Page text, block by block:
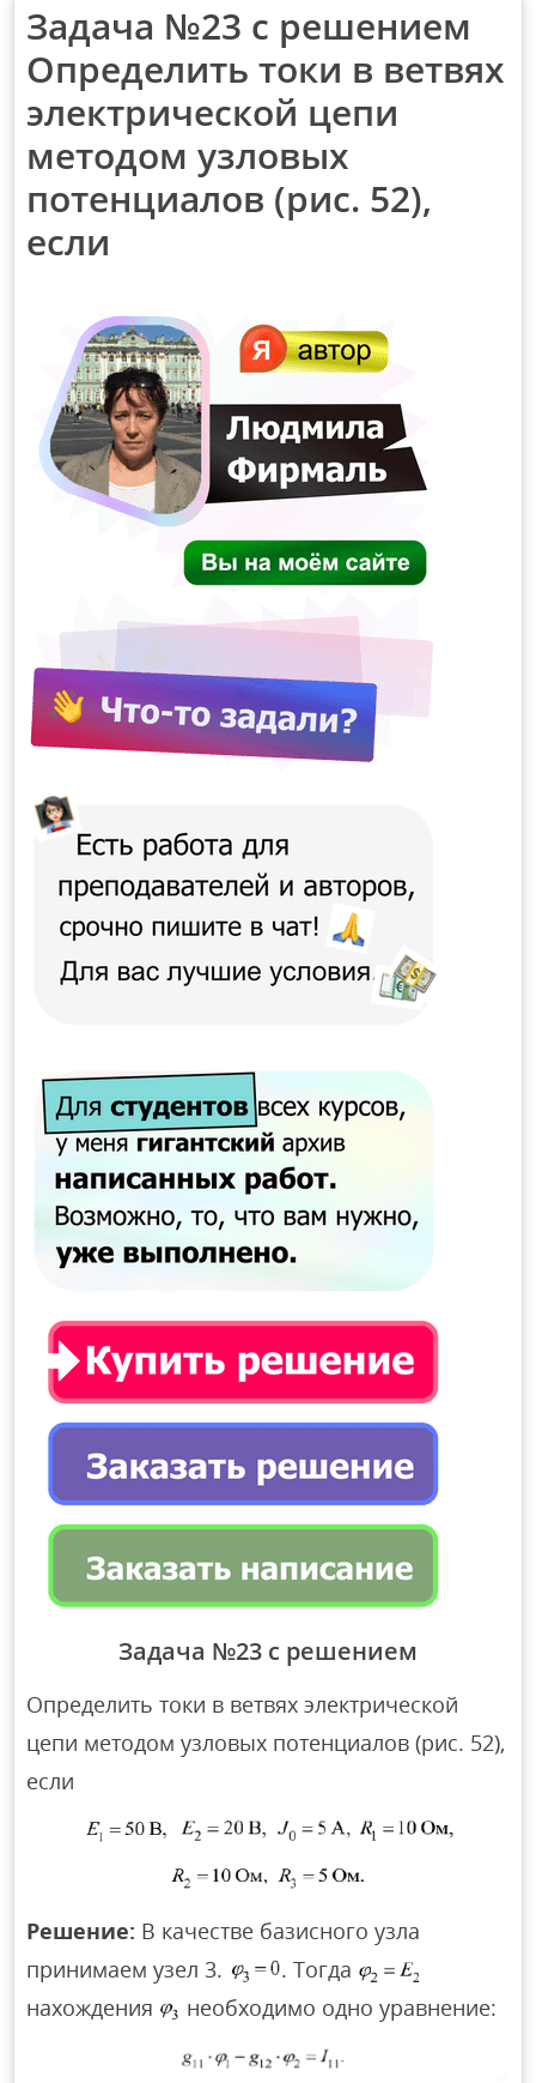
Задача №23 с решением
Определить токи в ветвях
электрической цепи
методом узловых
потенциалов (рис. 52),
если
Задача №23 с решением
Определить токи в ветвях электрической
цепи методом узловых потенциалов (рис. 52),
если
Решение: В качестве базисного узла
принимаем узел 3.
. Тогда
нахождения
необходимо одно уравнение: